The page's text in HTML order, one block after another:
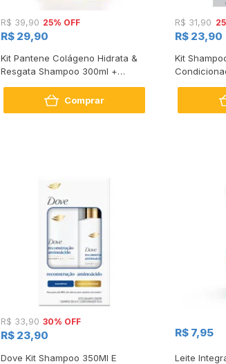
R$ 39,90 25% OFF
R$ 29,90
Kit Pantene Colágeno Hidrata &
Resgata Shampoo 300ml +
Condicionador 150ml
Comprar
R$ 31,90
R$ 23,90
Kit
Intense
R$ 33,90 30% OFF
R$ 23,90
Dove Kit Shampoo 350Ml E
R$ 7,95
Leite